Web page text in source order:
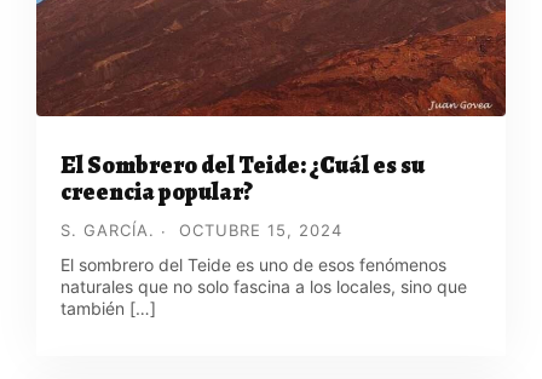
El Sombrero del Teide: ¿Cuál es su
creencia popular?
S. GARCÍA. OCTUBRE 15, 2024
El sombrero del Teide es uno de esos fenómenos
naturales que no solo fascina a los locales, sino que
también […]